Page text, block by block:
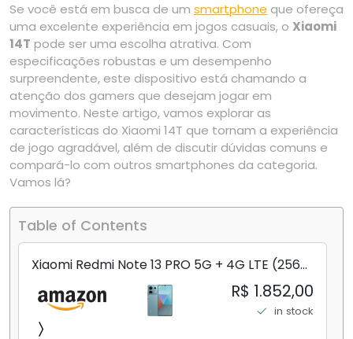
Se você está em busca de um smartphone que ofereça
uma excelente experiência em jogos casuais, o Xiaomi
14T pode ser uma escolha atrativa. Com
especificações robustas e um desempenho
surpreendente, este dispositivo está chamando a
atenção dos gamers que desejam jogar em
movimento. Neste artigo, vamos explorar as
características do Xiaomi 14T que tornam a experiência
de jogo agradável, além de discutir dúvidas comuns e
compará-lo com outros smartphones da categoria.
Vamos lá?
Table of Contents
Xiaomi Redmi Note 13 PRO 5G + 4G LTE (256
GB + 8 GB) 200 MP Triplo (Mobile Mint Tello
e) + (Pacote de carregador duplo de carro
rápido) (Ocean Teal (ROM))
R$ 1.852,00
in stock